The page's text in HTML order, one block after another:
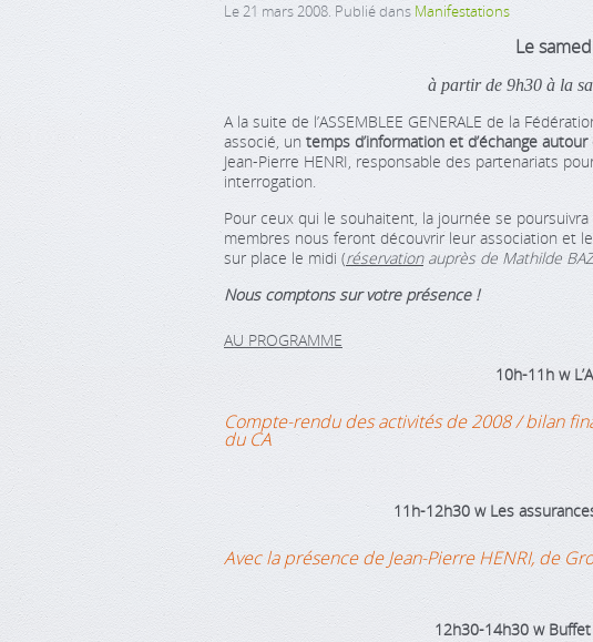
Le21 mars 2008. Publié dans Manifestations
Le
à partir de 9h30 à la
A la suite de l’ASSEMBLEE GENERALE de la
associé, un temps d’information et d’échange
Jean-Pierre HENRI, responsable des partenariats
interrogation.
Pour ceux qui le souhaitent, la journée se poursuivra
membres nous feront découvrir leur association et
sur place le midi (réservationauprès de Mathilde
Nous comptons sur votre présence !
AU PROGRAMME
10h-11h w
Compte-rendu des activités de 2008 / bilan
du CA
11h-12h30 wLes
Avec la présence de Jean-Pierre HENRI, de
12h30-14h30 wBuffet